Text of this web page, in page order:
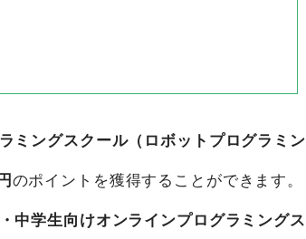
ミングスクール（ロボットプログラミン
のポイントを獲得することができます。
中学生向けオンラインプログラミングス